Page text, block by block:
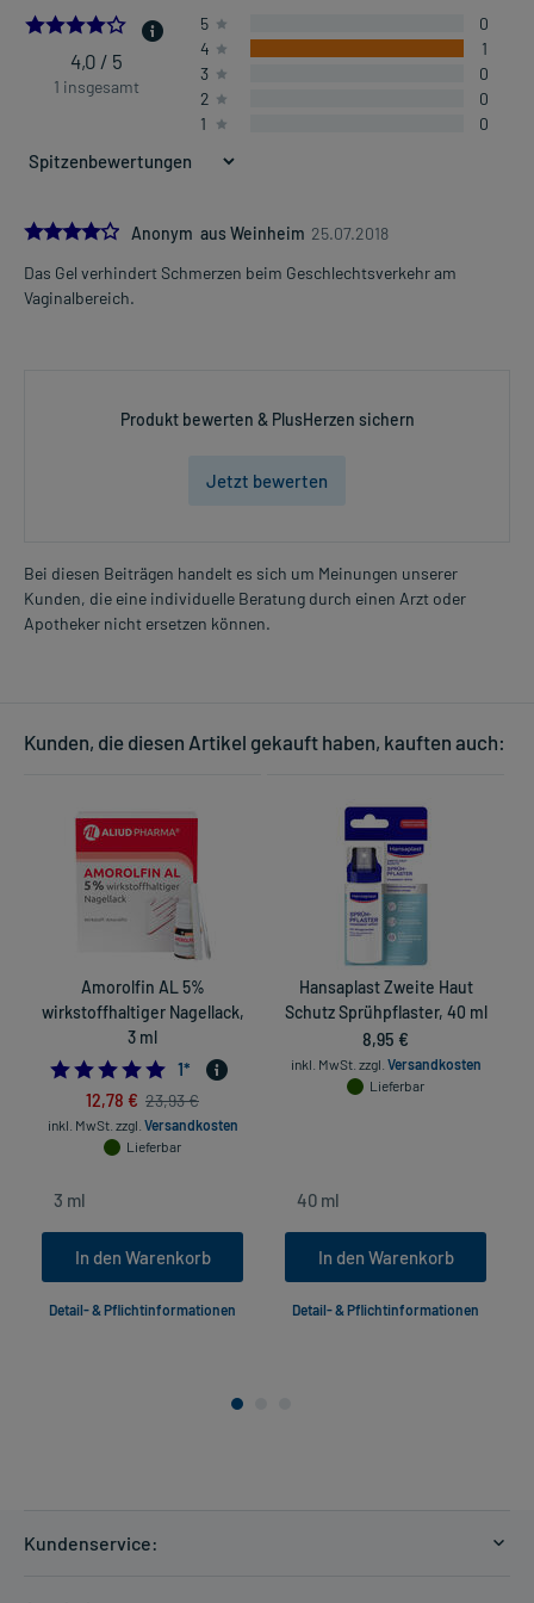
4.0
4,0 / 5
1 insgesamt
5
0
4
1
3
0
2
0
1
0
4.0Anonym aus Weinheim 25.07.2018
Das Gel verhindert Schmerzen beim Geschlechtsverkehr am
Vaginalbereich.
Produkt bewerten & PlusHerzen sichern
Jetzt bewerten
Bei diesen Beiträgen handelt es sich um Meinungen unserer
Kunden, die eine individuelle Beratung durch einen Arzt oder
Apotheker nicht ersetzen können.
Kunden, die diesen Artikel gekauft haben, kauften auch:
Amorolfin AL 5%
wirkstoffhaltiger Nagellack,
3 ml
5.0
1*
12,78 € 23,93 €
inkl. MwSt. zzgl. Versandkosten
Lieferbar
In den Warenkorb
Detail- & Pflichtinformationen
Hansaplast Zweite Haut
Schutz Sprühpflaster, 40 ml
8,95 €
inkl. MwSt. zzgl. Versandkosten
Lieferbar
In den Warenkorb
Detail- & Pflichtinformationen
Kundenservice: